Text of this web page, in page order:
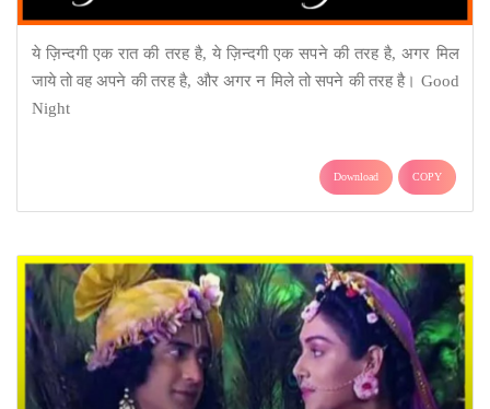
ये ज़िन्दगी एक रात की तरह है, ये ज़िन्दगी एक सपने की तरह है, अगर मिल
जाये तो वह अपने की तरह है, और अगर न मिले तो सपने की तरह है। Good
Night
Download COPY